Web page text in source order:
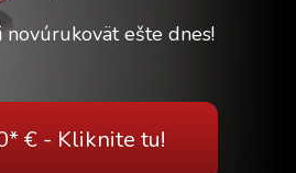
ešte dnes!
€ - Kliknite tu!